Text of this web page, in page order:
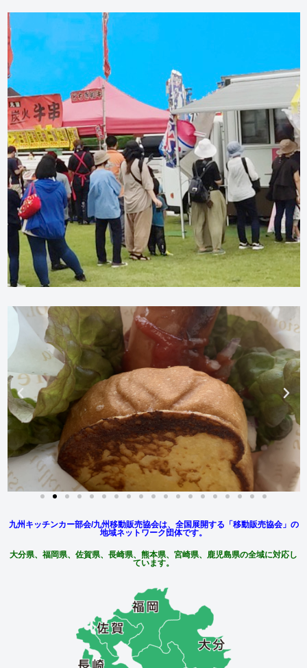
移動販売協会
「九州キッチンカー部
会/九州移動販売協会」
（大分県、福岡県、佐賀県、長崎県、熊
本県、宮崎県、鹿児島県）
私達はチームのチカラでニ
ーズに応えます！
九州キッチンカー部会/九州移動販売協会は、全国展開する「移動販売協会」の
地域ネットワーク団体です。
大分県、福岡県、佐賀県、長崎県、熊本県、宮崎県、鹿児島県の全域に対応し
ています。